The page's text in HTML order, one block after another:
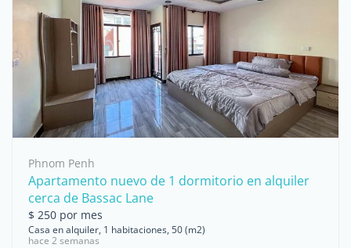
Phnom Penh
Apartamento nuevo de 1 dormitorio en alquiler
cerca de Bassac Lane
$ 250 por mes
Casa en alquiler, 1 habitaciones, 50 (m2)
hace 2 semanas